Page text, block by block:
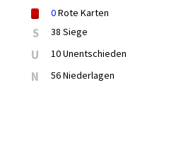
0Rote Karten
S 38 Siege
U 10 Unentschieden
N 56 Niederlagen